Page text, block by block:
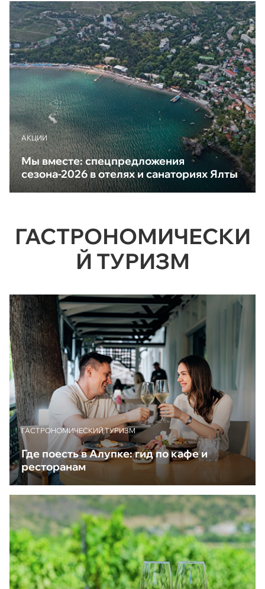
АКЦИИ
Мы вместе: спецпредложения
сезона-2026 в отелях и санаториях Ялты
ГАСТРОНОМИЧЕСКИ
Й ТУРИЗМ
ГАСТРОНОМИЧЕСКИЙ ТУРИЗМ
Где поесть в Алупке: гид по кафе и
ресторанам